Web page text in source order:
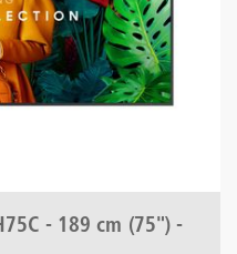
- 189 cm (75") -